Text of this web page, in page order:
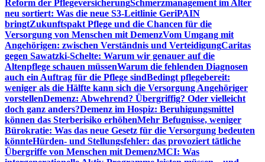
Reform der PflegeversicherungSchmerzmanagement im Alter
neu sortiert: Was die neue S3-Leitlinie GeriPAIN
bringtZukunftspakt Pflege und die Chancen für die
Versorgung von Menschen mit DemenzVom Umgang mit
Angehörigen: zwischen Verständnis und VerteidigungCaritas
gegen Sawatzki-Schelte: Warum wir genauer auf die
Altenpflege schauen müssenWarum die fehlenden Diagnosen
auch ein Auftrag für die Pflege sindBedingt pflegebereit:
weniger als die Hälfte kann sich die Versorgung Angehöriger
vorstellenDemenz: Abwehrend? Übergriffig? Oder vielleicht
doch ganz anders?Demenz im Hospiz: Beruhigungsmittel
können das Sterberisiko erhöhenMehr Befugnisse, weniger
Bürokratie: Was das neue Gesetz für die Versorgung bedeuten
könnteHürden- und Stellungsfehler: das provoziert tätliche
Übergriffe von Menschen mit DemenzMCI: Was